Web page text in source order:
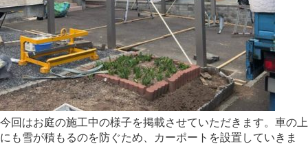
今回はお庭の施工中の様子を掲載させていただきます。車の上
にも雪が積もるのを防ぐため、カーポートを設置していきま